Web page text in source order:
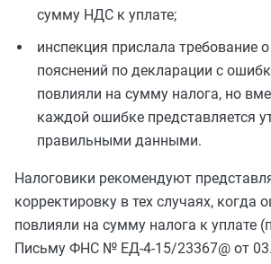
сумму НДС к уплате;
инспекция прислала требование
пояснений по декларации с
повлияли на сумму налога, но
каждой ошибке представляется
правильными данными.
Налоговики рекомендуют
корректировку в тех случаях, когда
повлияли на сумму налога к уплате
Письму ФНС № ЕД-4-15/23367@ от